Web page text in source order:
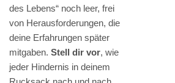
des Lebens“ noch leer, frei
von Herausforderungen, die
deine Erfahrungen später
mitgaben. Stell dir vor, wie
jeder Hindernis in deinem